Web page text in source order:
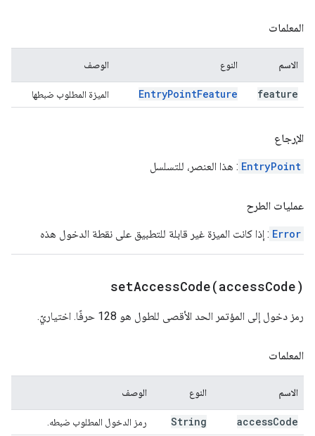
المعلمات
الاسم النوع الوصف
feature
EntryPointFeature الميزة المطلوب ضبطها
الإرجاع
EntryPoint : هذا العنصر، للتسلسل
عمليات الطرح
Error : إذا كانت الميزة غير قابلة للتطبيق على نقطة الدخول هذه
setAccessCode(accessCode)
رمز دخول إلى المؤتمر الحد الأقصى للطول هو 128 حرفًا. اختياريّ.
المعلمات
الاسم النوع الوصف
accessCode
String رمز الدخول المطلوب ضبطه.